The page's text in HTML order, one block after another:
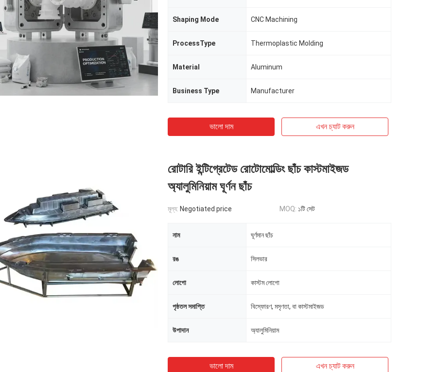
Shaping Mode CNC Machining
ProcessType Thermoplastic Molding
Material Aluminum
Business Type Manufacturer
ভালো দাম এখন চ্যাট করুন
রোটারি ইন্টিগ্রেটেড রোটোমোল্ডিং ছাঁচ কাস্টমাইজড
অ্যালুমিনিয়াম ঘূর্ণন ছাঁচ
মূল্য: Negotiated price MOQ: ১টি সেট
নাম ঘূর্ণমান ছাঁচ
রঙ সিলভার
লোগো কাস্টম লোগো
পৃষ্ঠতল সমাপ্তি বিস্ফোরণ, মসৃণতা, বা কাস্টমাইজড
উপাদান অ্যালুমিনিয়াম
ভালো দাম এখন চ্যাট করুন